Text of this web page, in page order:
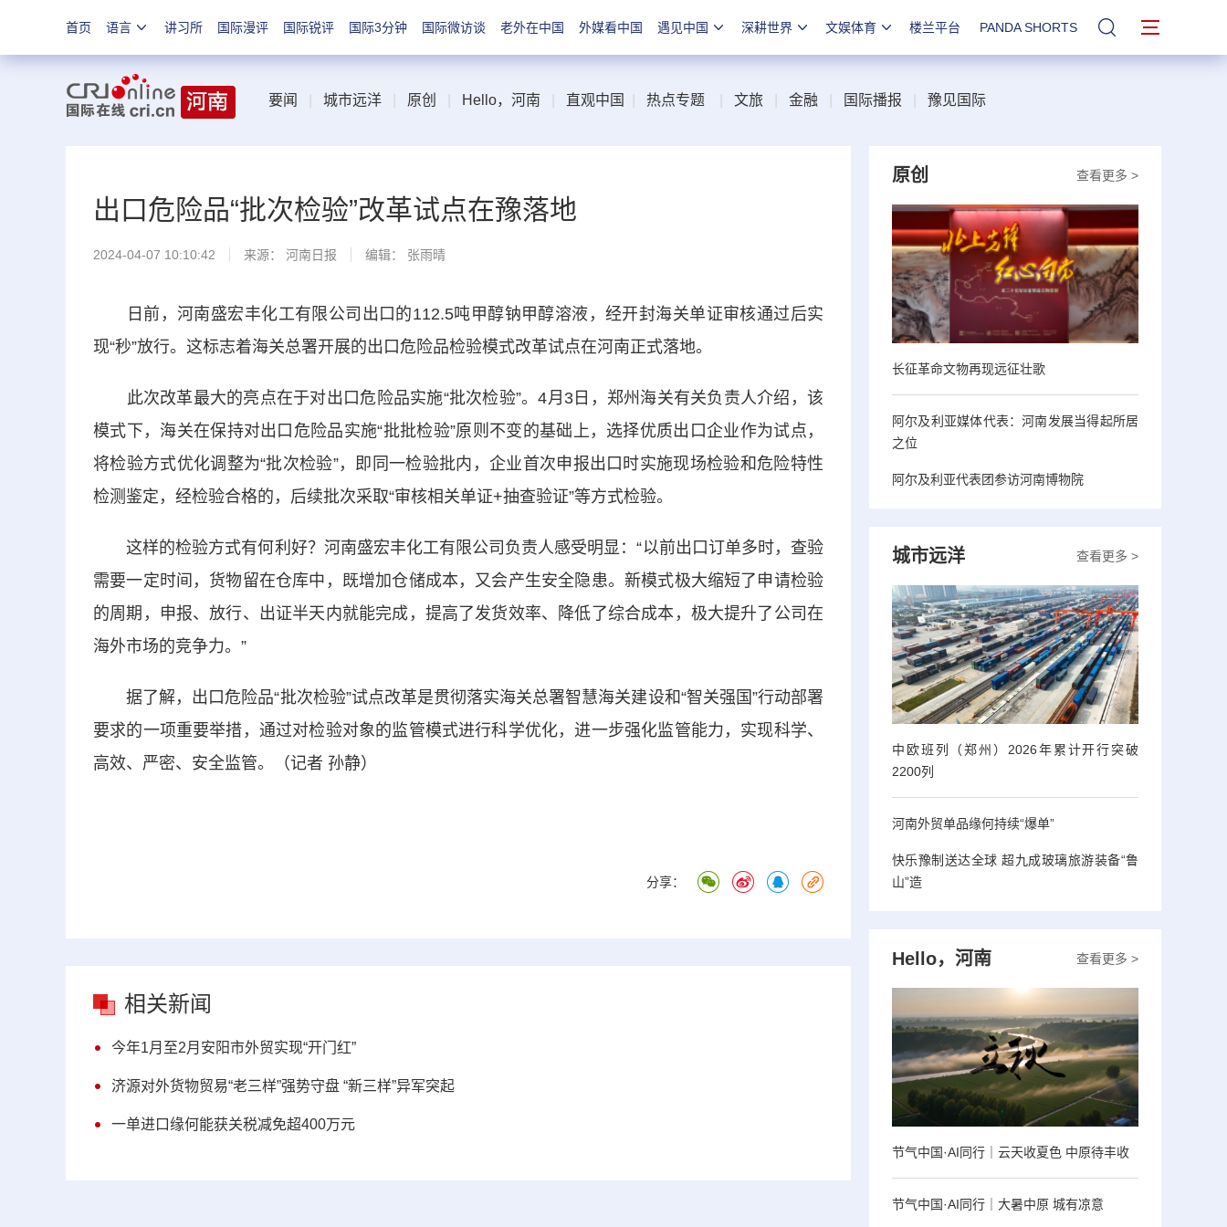
首页 语言 讲习所 国际漫评 国际锐评 国际3分钟 国际微访谈 老外在中国 外媒看中国 遇见中国 深耕世界 文娱体育 楼兰平台 PANDA SHORTS 站内搜索
要闻 城市远洋 原创 Hello，河南 直观中国 热点专题 文旅 金融 国际播报 豫见国际
出口危险品“批次检验”改革试点在豫落地
2024-04-07 10:10:42 来源： 河南日报 编辑： 张雨晴
日前，河南盛宏丰化工有限公司出口的112.5吨甲醇钠甲醇溶液，经开封海关单证审核通过后实
现“秒”放行。这标志着海关总署开展的出口危险品检验模式改革试点在河南正式落地。
此次改革最大的亮点在于对出口危险品实施“批次检验”。4月3日，郑州海关有关负责人介绍，该
模式下，海关在保持对出口危险品实施“批批检验”原则不变的基础上，选择优质出口企业作为试点，
将检验方式优化调整为“批次检验”，即同一检验批内，企业首次申报出口时实施现场检验和危险特性
检测鉴定，经检验合格的，后续批次采取“审核相关单证+抽查验证”等方式检验。
这样的检验方式有何利好？河南盛宏丰化工有限公司负责人感受明显：“以前出口订单多时，查验
需要一定时间，货物留在仓库中，既增加仓储成本，又会产生安全隐患。新模式极大缩短了申请检验
的周期，申报、放行、出证半天内就能完成，提高了发货效率、降低了综合成本，极大提升了公司在
海外市场的竞争力。”
据了解，出口危险品“批次检验”试点改革是贯彻落实海关总署智慧海关建设和“智关强国”行动部署
要求的一项重要举措，通过对检验对象的监管模式进行科学优化，进一步强化监管能力，实现科学、
高效、严密、安全监管。（记者 孙静）
分享：
相关新闻
今年1月至2月安阳市外贸实现“开门红”
济源对外货物贸易“老三样”强势守盘 “新三样”异军突起
一单进口缘何能获关税减免超400万元
查看更多 >
原创
长征革命文物再现远征壮歌
阿尔及利亚媒体代表：河南发展当得起所居
之位
阿尔及利亚代表团参访河南博物院
查看更多 >
城市远洋
中欧班列（郑州）2026年累计开行突破
2200列
河南外贸单品缘何持续“爆单”
快乐豫制送达全球 超九成玻璃旅游装备“鲁
山”造
查看更多 >
Hello，河南
节气中国·AI同行｜云天收夏色 中原待丰收
节气中国·AI同行｜大暑中原 城有凉意